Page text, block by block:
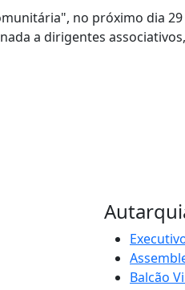
no próximo dia
a dirigentes associativos,
Balcão